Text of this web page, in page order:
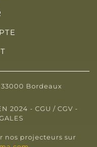
Bordeaux
2024 - CGU / CGV -
nos projecteurs sur